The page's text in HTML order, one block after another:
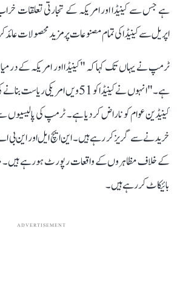
اپریل سے کینیڈا کی تمام مصنوعات پر مزید محصولات
ٹرمپ نے یہاں تک کہا کہ "کینیڈا اور امریکہ کے
ہے۔" انہوں نے کینیڈا کو 51 ویں
کینیڈین عوام کو ناراض کر دیا ہے۔ ٹرمپ کی پالیسیوں
خریدنے سے گریز کر رہے ہیں۔ این ایچ ایل اور این بی
کے خلاف مظاہروں کے واقعات رپورٹ ہو رہے ہیں۔
بائیکاٹ کر رہے ہیں۔
ADVERTISEMENT